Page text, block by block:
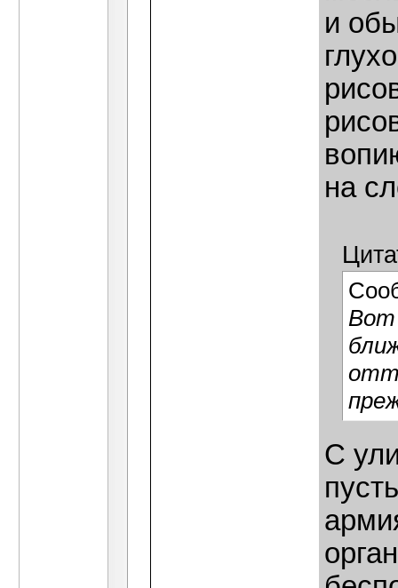
и
на
Вот
С